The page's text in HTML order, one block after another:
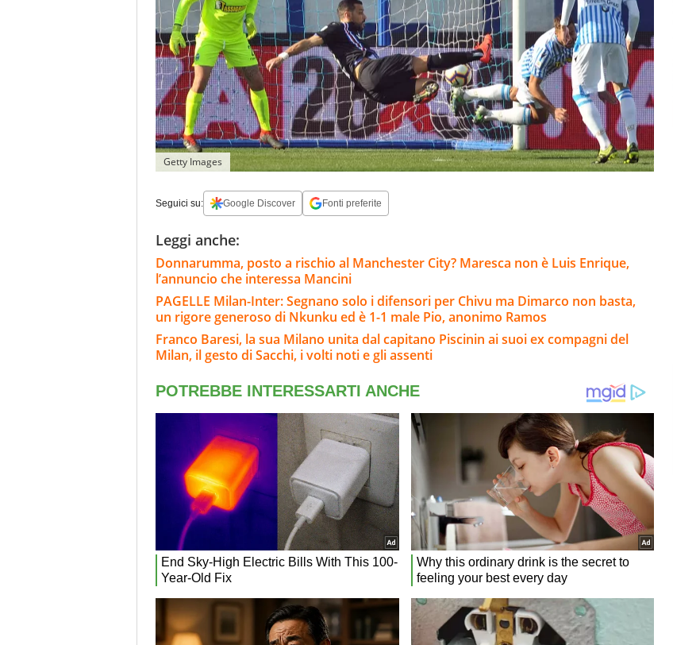
Getty Images
Seguici su: Google Discover Fonti preferite
Leggi anche:
Donnarumma, posto a rischio al Manchester City? Maresca non è Luis Enrique,
l’annuncio che interessa Mancini
PAGELLE Milan-Inter: Segnano solo i difensori per Chivu ma Dimarco non basta,
un rigore generoso di Nkunku ed è 1-1 male Pio, anonimo Ramos
Franco Baresi, la sua Milano unita dal capitano Piscinin ai suoi ex compagni del
Milan, il gesto di Sacchi, i volti noti e gli assenti